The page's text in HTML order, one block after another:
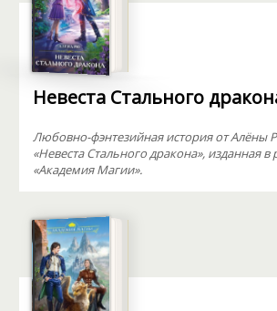
Невеста Стального
Любовно-фэнтезийная история от Алёны
«Невеста Стального дракона», изданная в
«Академия Магии».